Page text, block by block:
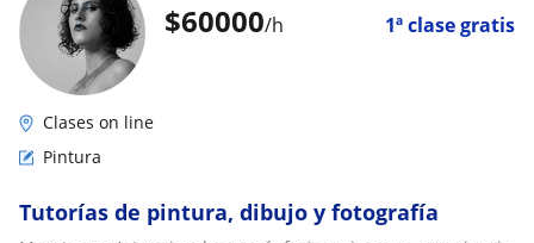
$60000/h 1ª clase gratis
Clases on line
Pintura
Tutorías de pintura, dibujo y fotografía